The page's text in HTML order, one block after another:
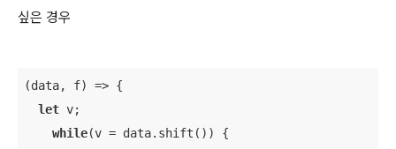
싶은 경우
(data, f) => {
let v;
while(v = data.shift()) {